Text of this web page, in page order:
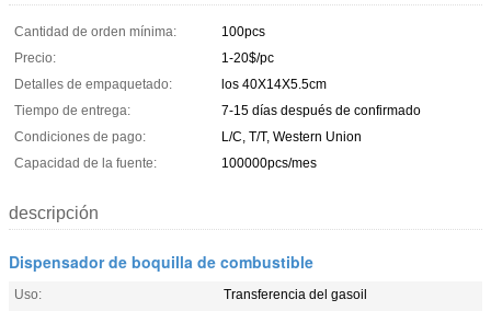
Cantidad de orden mínima:
100pcs
Precio:
1-20$/pc
Detalles de empaquetado:
los 40X14X5.5cm
Tiempo de entrega:
7-15 días después de confirmado
Condiciones de pago:
L/C, T/T, Western Union
Capacidad de la fuente:
100000pcs/mes
descripción
Dispensador de boquilla de combustible
Uso:
Transferencia del gasoil